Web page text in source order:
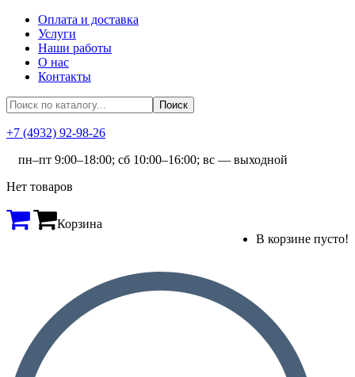
Оплата и доставка
Услуги
Наши работы
О нас
Контакты
+7 (4932) 92-98-26
пн–пт 9:00–18:00; сб 10:00–16:00; вс — выходной
Нет товаров
Корзина
В корзине пусто!